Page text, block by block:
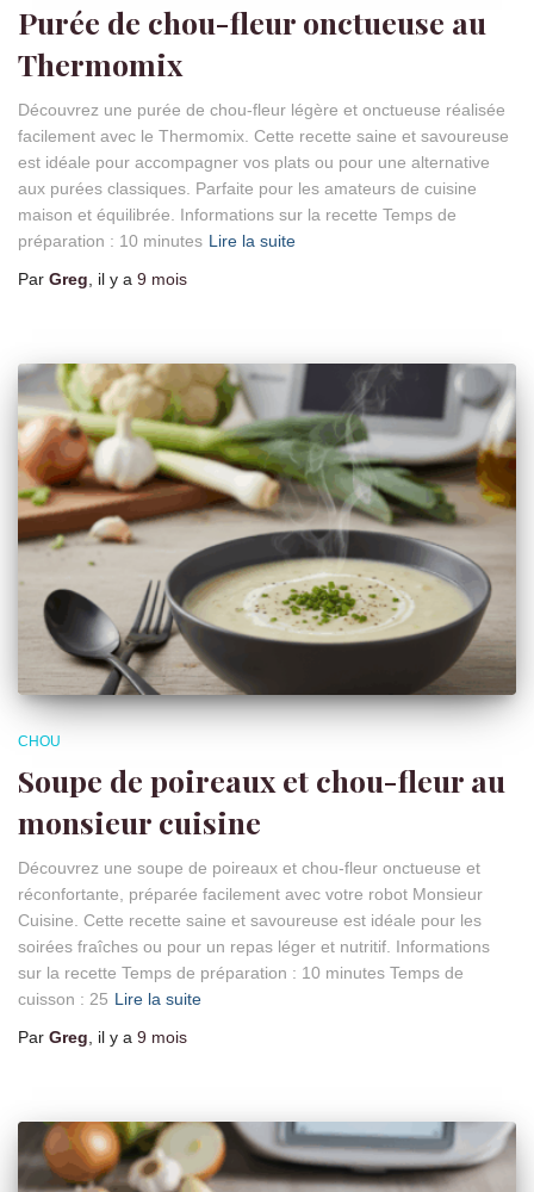
Purée de chou-fleur onctueuse au
Thermomix
Découvrez une purée de chou-fleur légère et onctueuse réalisée
facilement avec le Thermomix. Cette recette saine et savoureuse
est idéale pour accompagner vos plats ou pour une alternative
aux purées classiques. Parfaite pour les amateurs de cuisine
maison et équilibrée. Informations sur la recette Temps de
préparation : 10 minutes Lire la suite
Par Greg , il y a 9 mois
CHOU
Soupe de poireaux et chou-fleur au
monsieur cuisine
Découvrez une soupe de poireaux et chou-fleur onctueuse et
réconfortante, préparée facilement avec votre robot Monsieur
Cuisine. Cette recette saine et savoureuse est idéale pour les
soirées fraîches ou pour un repas léger et nutritif. Informations
sur la recette Temps de préparation : 10 minutes Temps de
cuisson : 25 Lire la suite
Par Greg, il y a 9 mois